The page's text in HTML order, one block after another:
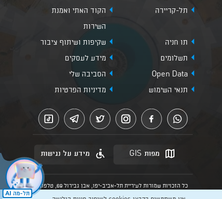
תל-קריירה
הקוד האתי ואמנת
השירות
תו חניה
שקיפות ושיתוף ציבור
תשלומים
מידע לעסקים
Open Data
הסביבה שלי
תנאי השימוש
מדיניות הפרטיות
מפות GIS מידע על נגישות
כל הזכויות שמורות לעיריית תל-אביב-יפו, אבן גבירול 69, טלפון: